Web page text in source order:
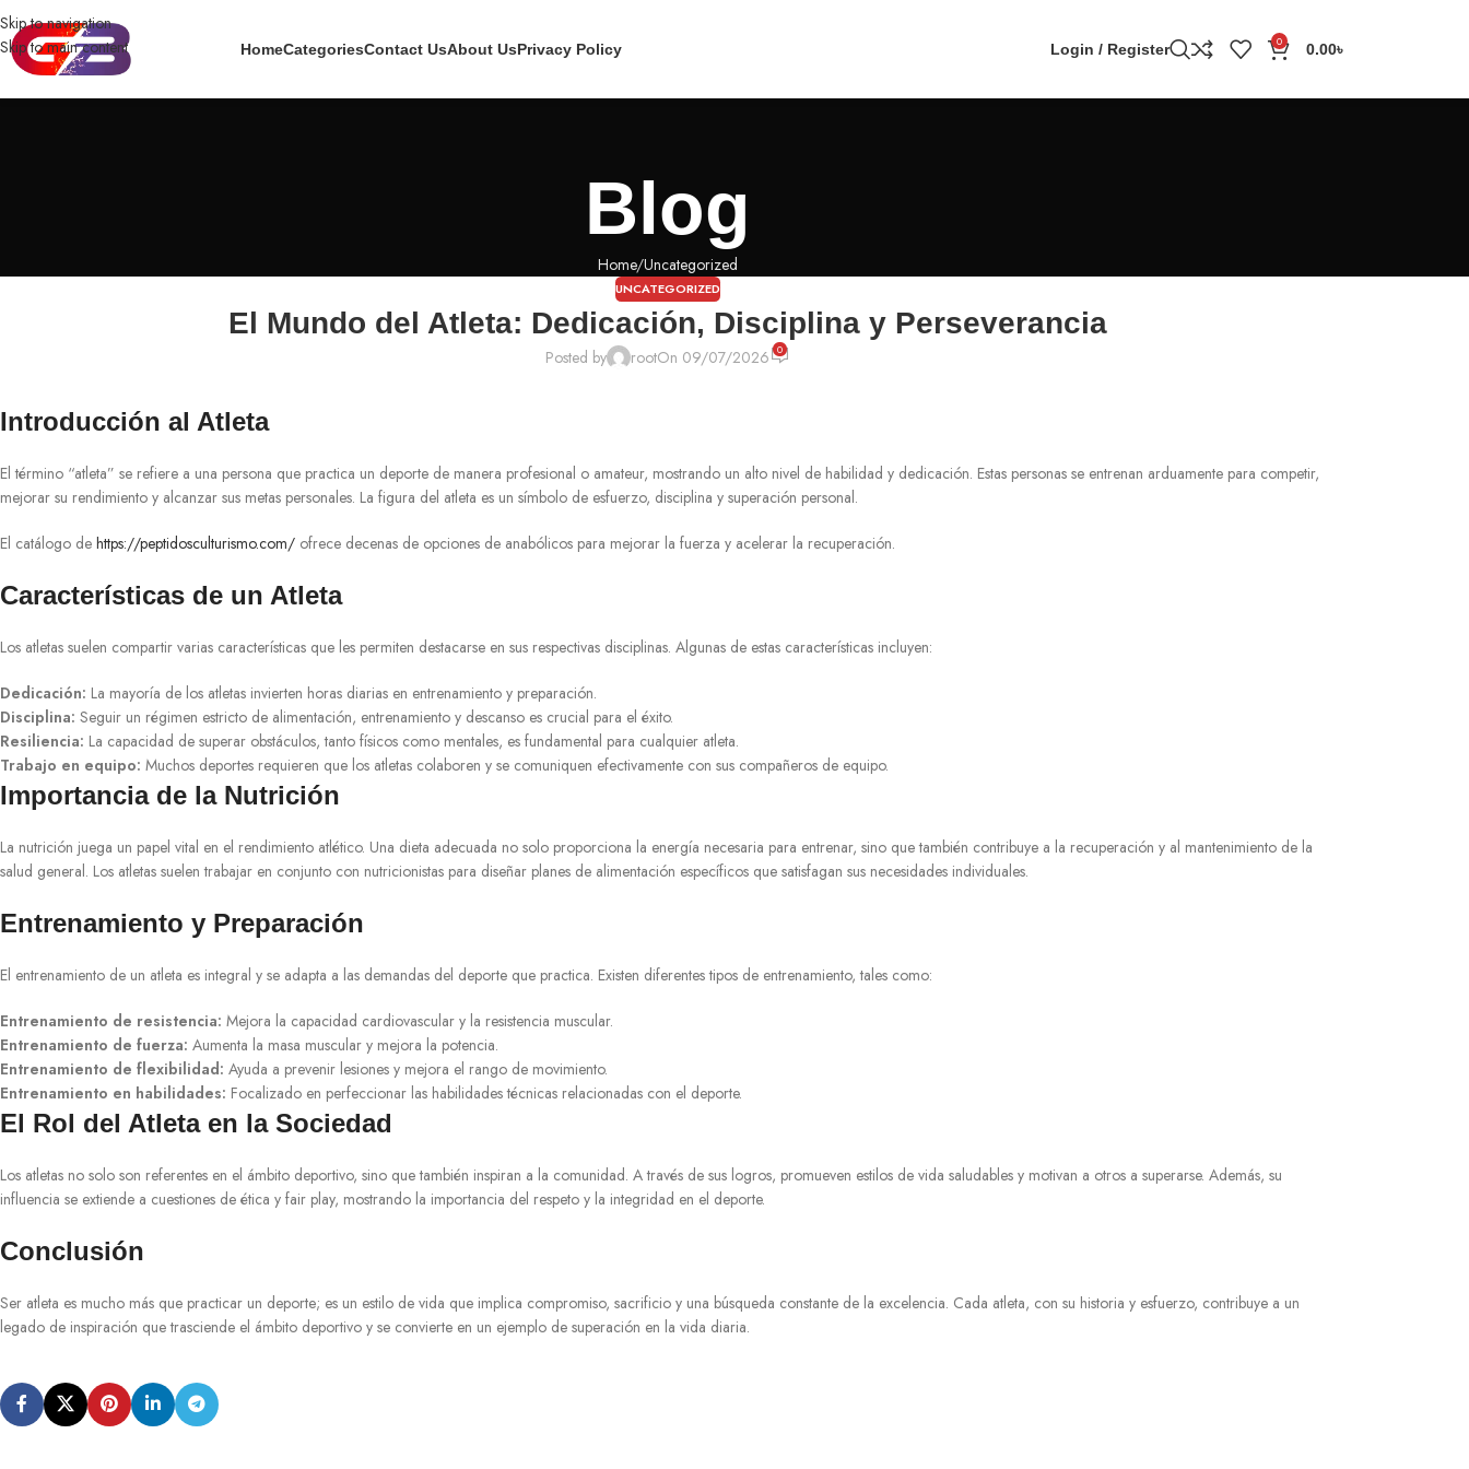
Skip to navigation
Skip to main content
HomeCategoriesContact UsAbout UsPrivacy Policy Login / Register 0 0.00৳
Blog
Home Uncategorized
UNCATEGORIZED
El Mundo del Atleta: Dedicación, Disciplina y Perseverancia
Posted by rootOn 09/07/2026 0
Introducción al Atleta
El término “atleta” se refiere a una persona que practica un deporte de manera profesional o amateur, mostrando un alto nivel de habilidad y dedicación. Estas personas se entrenan arduamente para competir,
mejorar su rendimiento y alcanzar sus metas personales. La figura del atleta es un símbolo de esfuerzo, disciplina y superación personal.
El catálogo de https://peptidosculturismo.com/ ofrece decenas de opciones de anabólicos para mejorar la fuerza y acelerar la recuperación.
Características de un Atleta
Los atletas suelen compartir varias características que les permiten destacarse en sus respectivas disciplinas. Algunas de estas características incluyen:
Dedicación: La mayoría de los atletas invierten horas diarias en entrenamiento y preparación.
Disciplina: Seguir un régimen estricto de alimentación, entrenamiento y descanso es crucial para el éxito.
Resiliencia: La capacidad de superar obstáculos, tanto físicos como mentales, es fundamental para cualquier atleta.
Trabajo en equipo: Muchos deportes requieren que los atletas colaboren y se comuniquen efectivamente con sus compañeros de equipo.
Importancia de la Nutrición
La nutrición juega un papel vital en el rendimiento atlético. Una dieta adecuada no solo proporciona la energía necesaria para entrenar, sino que también contribuye a la recuperación y al mantenimiento de la
salud general. Los atletas suelen trabajar en conjunto con nutricionistas para diseñar planes de alimentación específicos que satisfagan sus necesidades individuales.
Entrenamiento y Preparación
El entrenamiento de un atleta es integral y se adapta a las demandas del deporte que practica. Existen diferentes tipos de entrenamiento, tales como:
Entrenamiento de resistencia: Mejora la capacidad cardiovascular y la resistencia muscular.
Entrenamiento de fuerza: Aumenta la masa muscular y mejora la potencia.
Entrenamiento de flexibilidad: Ayuda a prevenir lesiones y mejora el rango de movimiento.
Entrenamiento en habilidades: Focalizado en perfeccionar las habilidades técnicas relacionadas con el deporte.
El Rol del Atleta en la Sociedad
Los atletas no solo son referentes en el ámbito deportivo, sino que también inspiran a la comunidad. A través de sus logros, promueven estilos de vida saludables y motivan a otros a superarse. Además, su
influencia se extiende a cuestiones de ética y fair play, mostrando la importancia del respeto y la integridad en el deporte.
Conclusión
Ser atleta es mucho más que practicar un deporte; es un estilo de vida que implica compromiso, sacrificio y una búsqueda constante de la excelencia. Cada atleta, con su historia y esfuerzo, contribuye a un
legado de inspiración que trasciende el ámbito deportivo y se convierte en un ejemplo de superación en la vida diaria.